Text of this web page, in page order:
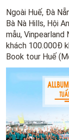
Ngoài Huế, Đà
Bà Nà Hills, Hội
mẫu, Vinpearland
khách 100.000Đ
Book tour Huế